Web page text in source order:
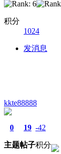
积分
1024
发消息
kkte88888
0
主题
19
帖子
-42
积分